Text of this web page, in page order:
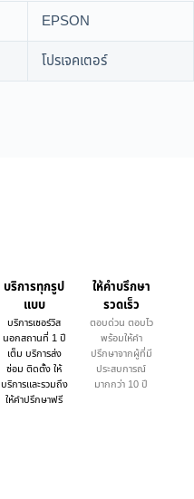
EPSON
โปรเจคเตอร์
บริการทุกรูป
แบบ
บริการเซอร์วิส
นอกสถานที่ 1 ปี
เต็ม บริการส่ง
ซ่อม ติดตั้ง ให้
บริการและรวมถึง
ให้คำปรึกษาฟรี
ให้คำบรึกษา
รวดเร็ว
ตอบด่วน ตอบไว
พร้อมให้คำ
ปรึกษาจากผู้ที่มี
ประสบการณ์
มากกว่า 10 ปี